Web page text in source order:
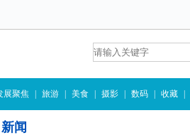
展聚焦 旅游 美食 摄影 数码 收藏
新闻